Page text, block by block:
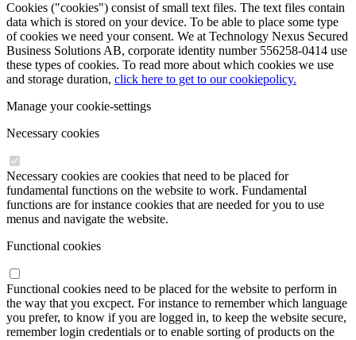
Cookies ("cookies") consist of small text files. The text files contain
data which is stored on your device. To be able to place some type
of cookies we need your consent. We at Technology Nexus Secured
Business Solutions AB, corporate identity number 556258-0414 use
these types of cookies. To read more about which cookies we use
and storage duration, click here to get to our cookiepolicy.
Manage your cookie-settings
Necessary cookies
Necessary cookies are cookies that need to be placed for
fundamental functions on the website to work. Fundamental
functions are for instance cookies that are needed for you to use
menus and navigate the website.
Functional cookies
Functional cookies need to be placed for the website to perform in
the way that you excpect. For instance to remember which language
you prefer, to know if you are logged in, to keep the website secure,
remember login credentials or to enable sorting of products on the